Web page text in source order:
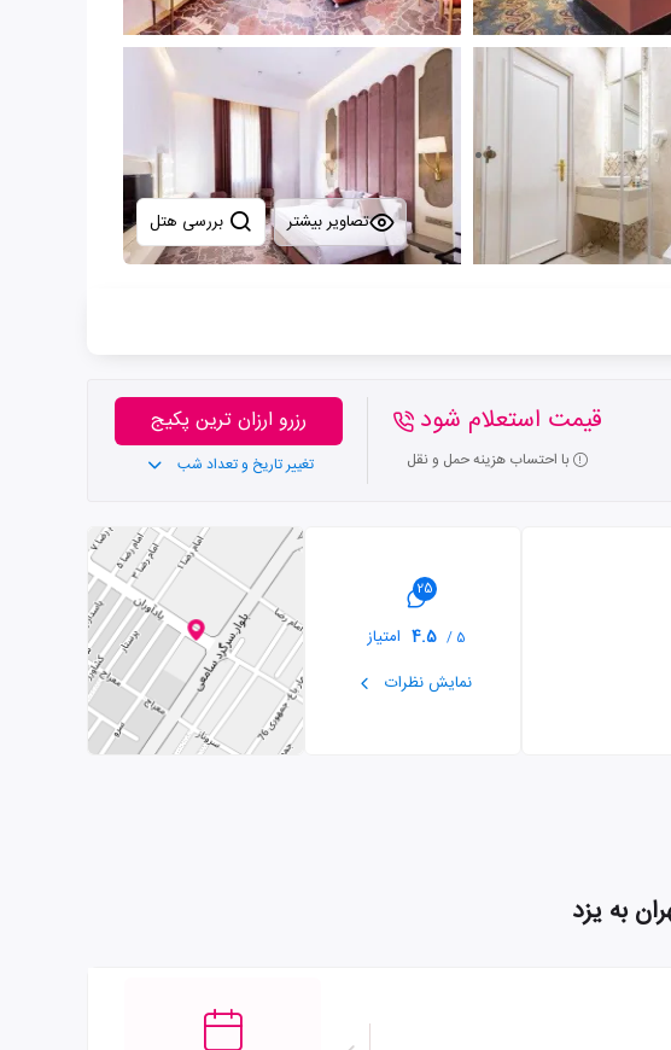
تصاویر بیشتر
قیمت استعلام شود
با احتساب هزینه حمل و نقل
رزرو ارزان ترین پکیج
تغییر تاریخ و تعداد شب
25
5 /
4.5 امتیاز
نمایش نظرات
به یزد